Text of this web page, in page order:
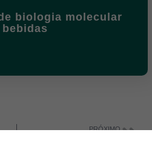
biologia molecular
PRÓXIMO